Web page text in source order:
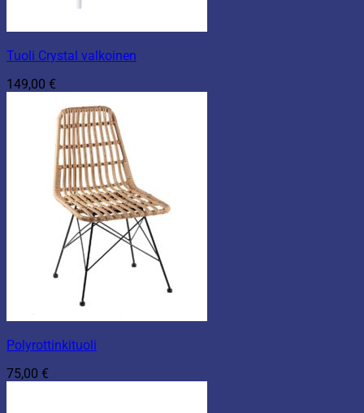
Tuoli Crystal valkoinen
149,00 €
Polyrottinkituoli
75,00 €